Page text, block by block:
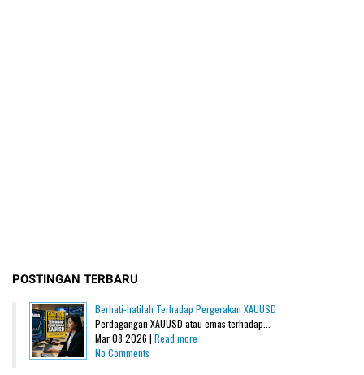
POSTINGAN TERBARU
Berhati-hatilah Terhadap Pergerakan XAUUSD
Perdagangan XAUUSD atau emas terhadap...
Mar 08 2026 | Read more
No Comments